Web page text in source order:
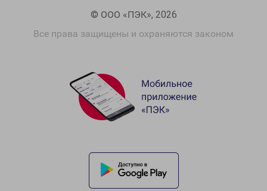
© ООО «ПЭК», 2026
Все права защищены и охраняются законом